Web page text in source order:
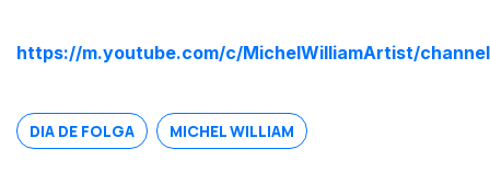
https://m.youtube.com/c/MichelWilliamArtist/
DIA DE FOLGA MICHEL WILLIAM